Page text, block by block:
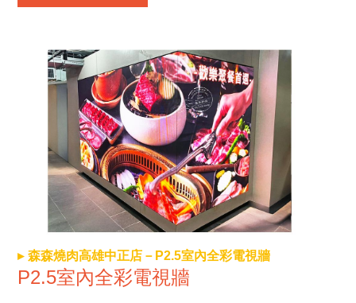
森森燒肉高雄中正店－P2.5室內全彩電視牆
P2.5室內全彩電視牆